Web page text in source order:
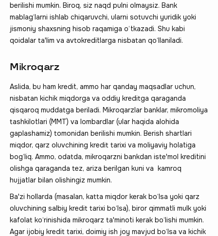
berilishi mumkin. Biroq, siz naqd pulni olmaysiz. Bank
mablag‘larni ishlab chiqaruvchi, ularni sotuvchi yuridik yoki
jismoniy shaxsning hisob raqamiga o‘tkazadi. Shu kabi
qoidalar ta'lim va avtokreditlarga nisbatan qo‘llaniladi.
Mikroqarz
Aslida, bu ham kredit, ammo har qanday maqsadlar uchun,
nisbatan kichik miqdorga va oddiy kreditga qaraganda
qisqaroq muddatga beriladi. Mikroqarzlar banklar, mikromoliya
tashkilotlari (MMT) va lombardlar (ular haqida alohida
gaplashamiz) tomonidan berilishi mumkin. Berish shartlari
miqdor, qarz oluvchining kredit tarixi va moliyaviy holatiga
bog‘liq. Ammo, odatda, mikroqarzni bankdan iste'mol kreditini
olishga qaraganda tez, ariza berilgan kuni va kamroq
hujjatlar bilan olishingiz mumkin.
Ba'zi hollarda (masalan, katta miqdor kerak bo‘lsa yoki qarz
oluvchining salbiy kredit tarixi bo‘lsa), biror qimmatli mulk yoki
kafolat ko‘rinishida mikroqarz ta'minoti kerak bo‘lishi mumkin.
Agar ijobiy kredit tarixi, doimiy ish joy mavjud bo‘lsa va kichik